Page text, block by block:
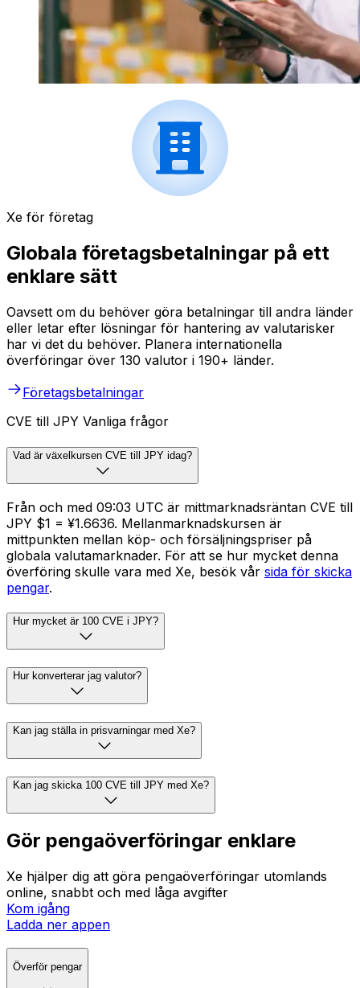
Xe för företag
Globala företagsbetalningar på ett
enklare sätt
Oavsett om du behöver göra betalningar till andra länder
eller letar efter lösningar för hantering av valutarisker
har vi det du behöver. Planera internationella
överföringar över 130 valutor i 190+ länder.
Företagsbetalningar
CVE till JPY Vanliga frågor
Vad är växelkursen CVE till JPY idag?
Från och med 09:03 UTC är mittmarknadsräntan CVE till
JPY $1 = ¥1.6636. Mellanmarknadskursen är
mittpunkten mellan köp- och försäljningspriser på
globala valutamarknader. För att se hur mycket denna
överföring skulle vara med Xe, besök vår sida för skicka
pengar.
Hur mycket är 100 CVE i JPY?
Hur konverterar jag valutor?
Kan jag ställa in prisvarningar med Xe?
Kan jag skicka 100 CVE till JPY med Xe?
Gör pengaöverföringar enklare
Xe hjälper dig att göra pengaöverföringar utomlands
online, snabbt och med låga avgifter
Kom igång
Ladda ner appen
Överför pengar